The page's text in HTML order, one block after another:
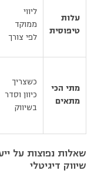
עלות
טיפוסית
ליווי
ממוקד
לפי צורך
מתי הכי
מתאים
כשצריך
כיוון וסדר
בשיווק
שאלות נפוצות על
שיווק דיגיטלי